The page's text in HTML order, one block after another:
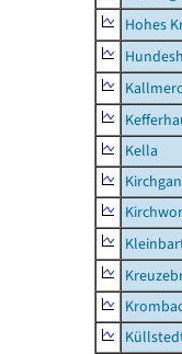
Hohes
Kella